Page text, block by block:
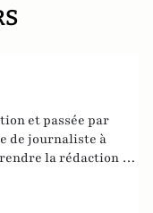
et passée par
de journaliste à
la rédaction en
dirigera notamment
au poste de